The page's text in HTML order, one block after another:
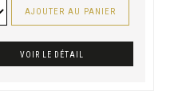
AJOUTER AU PANIER
VOIR LE DÉTAIL